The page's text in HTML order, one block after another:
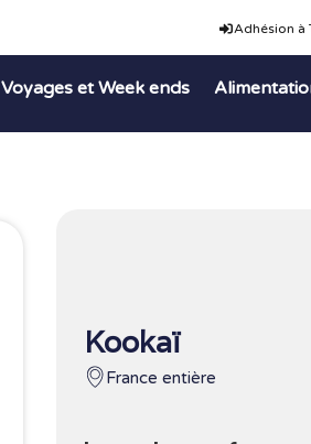
Adhésion à
Voyages et Week ends
Kookaï
France entière